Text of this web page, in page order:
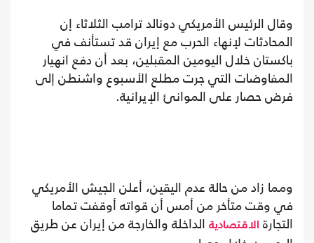
وقال الرئيس الأمريكي دونالد ترامب الثلاثاء إن
المحادثات لإنهاء الحرب مع إيران قد تستأنف في
باكستان خلال اليومين المقبلين، بعد أن دفع انهيار
المفاوضات التي جرت مطلع الأسبوع واشنطن إلى
فرض حصار على الموانئ الإيرانية.
ومما زاد من حالة عدم اليقين، أعلن الجيش الأمريكي
في وقت متأخر من أمس أن قواته أوقفت تماما
التجارة الاقتصادية الداخلة والخارجة من إيران عن طريق